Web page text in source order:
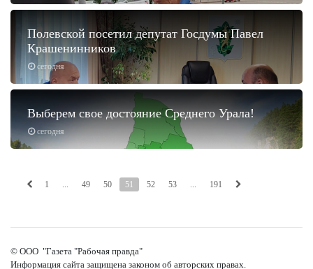
сегодня
Полевской посетил депутат Госдумы Павел
Крашенинников
сегодня
Выберем свое достояние Среднего Урала!
1 ... 49 50 51 52 53 ... 191
© ООО "Газета "Рабочая правда"
Информация сайта защищена законом об авторских правах.